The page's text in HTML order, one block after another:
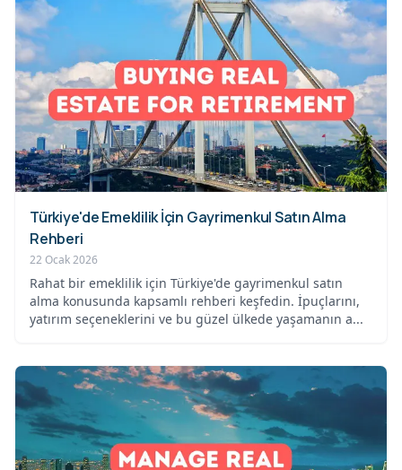
Türkiye'de Emeklilik İçin Gayrimenkul Satın Alma
Rehberi
22 Ocak 2026
Rahat bir emeklilik için Türkiye'de gayrimenkul satın
alma konusunda kapsamlı rehberi keşfedin. İpuçlarını,
yatırım seçeneklerini ve bu güzel ülkede yaşamanın a...